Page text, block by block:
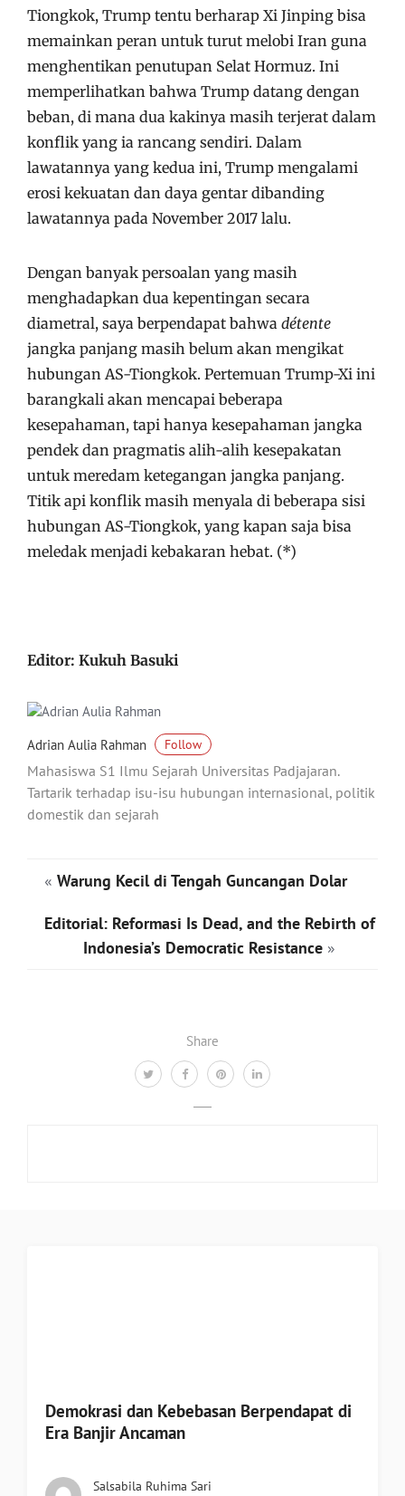
Share
Tiongkok, Trump tentu berharap Xi Jinping bisa
memainkan peran untuk turut melobi Iran guna
menghentikan penutupan Selat Hormuz. Ini
memperlihatkan bahwa Trump datang dengan
beban, di mana dua kakinya masih terjerat dalam
konflik yang ia rancang sendiri. Dalam
lawatannya yang kedua ini, Trump mengalami
erosi kekuatan dan daya gentar dibanding
lawatannya pada November 2017 lalu.
Dengan banyak persoalan yang masih
menghadapkan dua kepentingan secara
diametral, saya berpendapat bahwa détente
jangka panjang masih belum akan mengikat
hubungan AS-Tiongkok. Pertemuan Trump-Xi ini
barangkali akan mencapai beberapa
kesepahaman, tapi hanya kesepahaman jangka
pendek dan pragmatis alih-alih kesepakatan
untuk meredam ketegangan jangka panjang.
Titik api konflik masih menyala di beberapa sisi
hubungan AS-Tiongkok, yang kapan saja bisa
meledak menjadi kebakaran hebat. (*)
Editor: Kukuh Basuki
Adrian Aulia Rahman Follow
Mahasiswa S1 Ilmu Sejarah Universitas Padjajaran.
Tartarik terhadap isu-isu hubungan internasional, politik
domestik dan sejarah
« Warung Kecil di Tengah Guncangan Dolar
Editorial: Reformasi Is Dead, and the Rebirth of
Indonesia’s Democratic Resistance »
Demokrasi dan Kebebasan Berpendapat di
Era Banjir Ancaman
Salsabila Ruhima Sari